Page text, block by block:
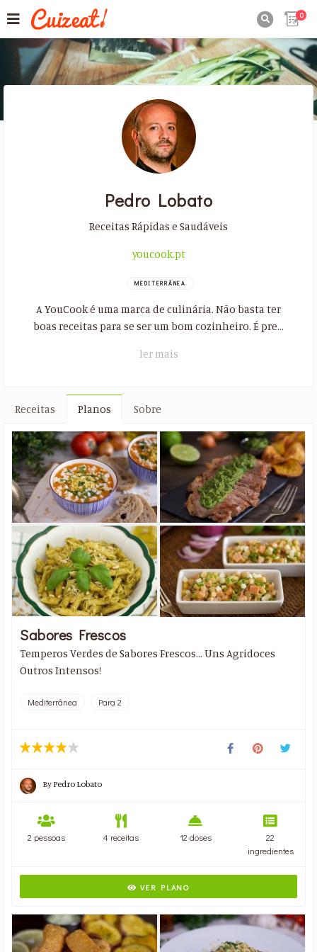
0
Pedro Lobato
Receitas Rápidas e Saudáveis
youcook.pt
MEDITERRÂNEA
A YouCook é uma marca de culinária. Não basta ter
boas receitas para se ser um bom cozinheiro. É pre...
ler mais
Receitas Planos Sobre
Sabores Frescos
Temperos Verdes de Sabores Frescos... Uns Agridoces
Outros Intensos!
Mediterrânea Para 2
ByPedro Lobato
2 pessoas 4 receitas 12 doses
22
ingredientes
VER PLANO